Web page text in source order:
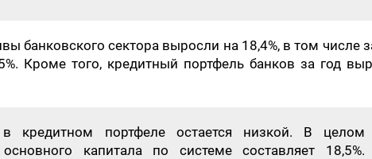
банковского сектора выросли на 18,4%, в том числе
Кроме того, кредитный портфель банков за год
кредитном портфеле остается низкой. В целом
капитала по системе составляет 18,5%.